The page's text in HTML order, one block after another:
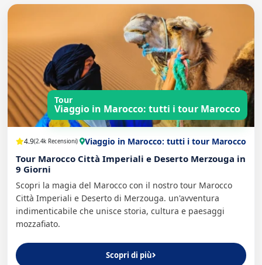
Tour
Viaggio in Marocco: tutti i tour Marocco
4.9(2.4k Recensioni) Viaggio in Marocco: tutti i tour Marocco
Tour Marocco Città Imperiali e Deserto Merzouga in
9 Giorni
Scopri la magia del Marocco con il nostro tour Marocco
Città Imperiali e Deserto di Merzouga. un'avventura
indimenticabile che unisce storia, cultura e paesaggi
mozzafiato.
Scopri di più